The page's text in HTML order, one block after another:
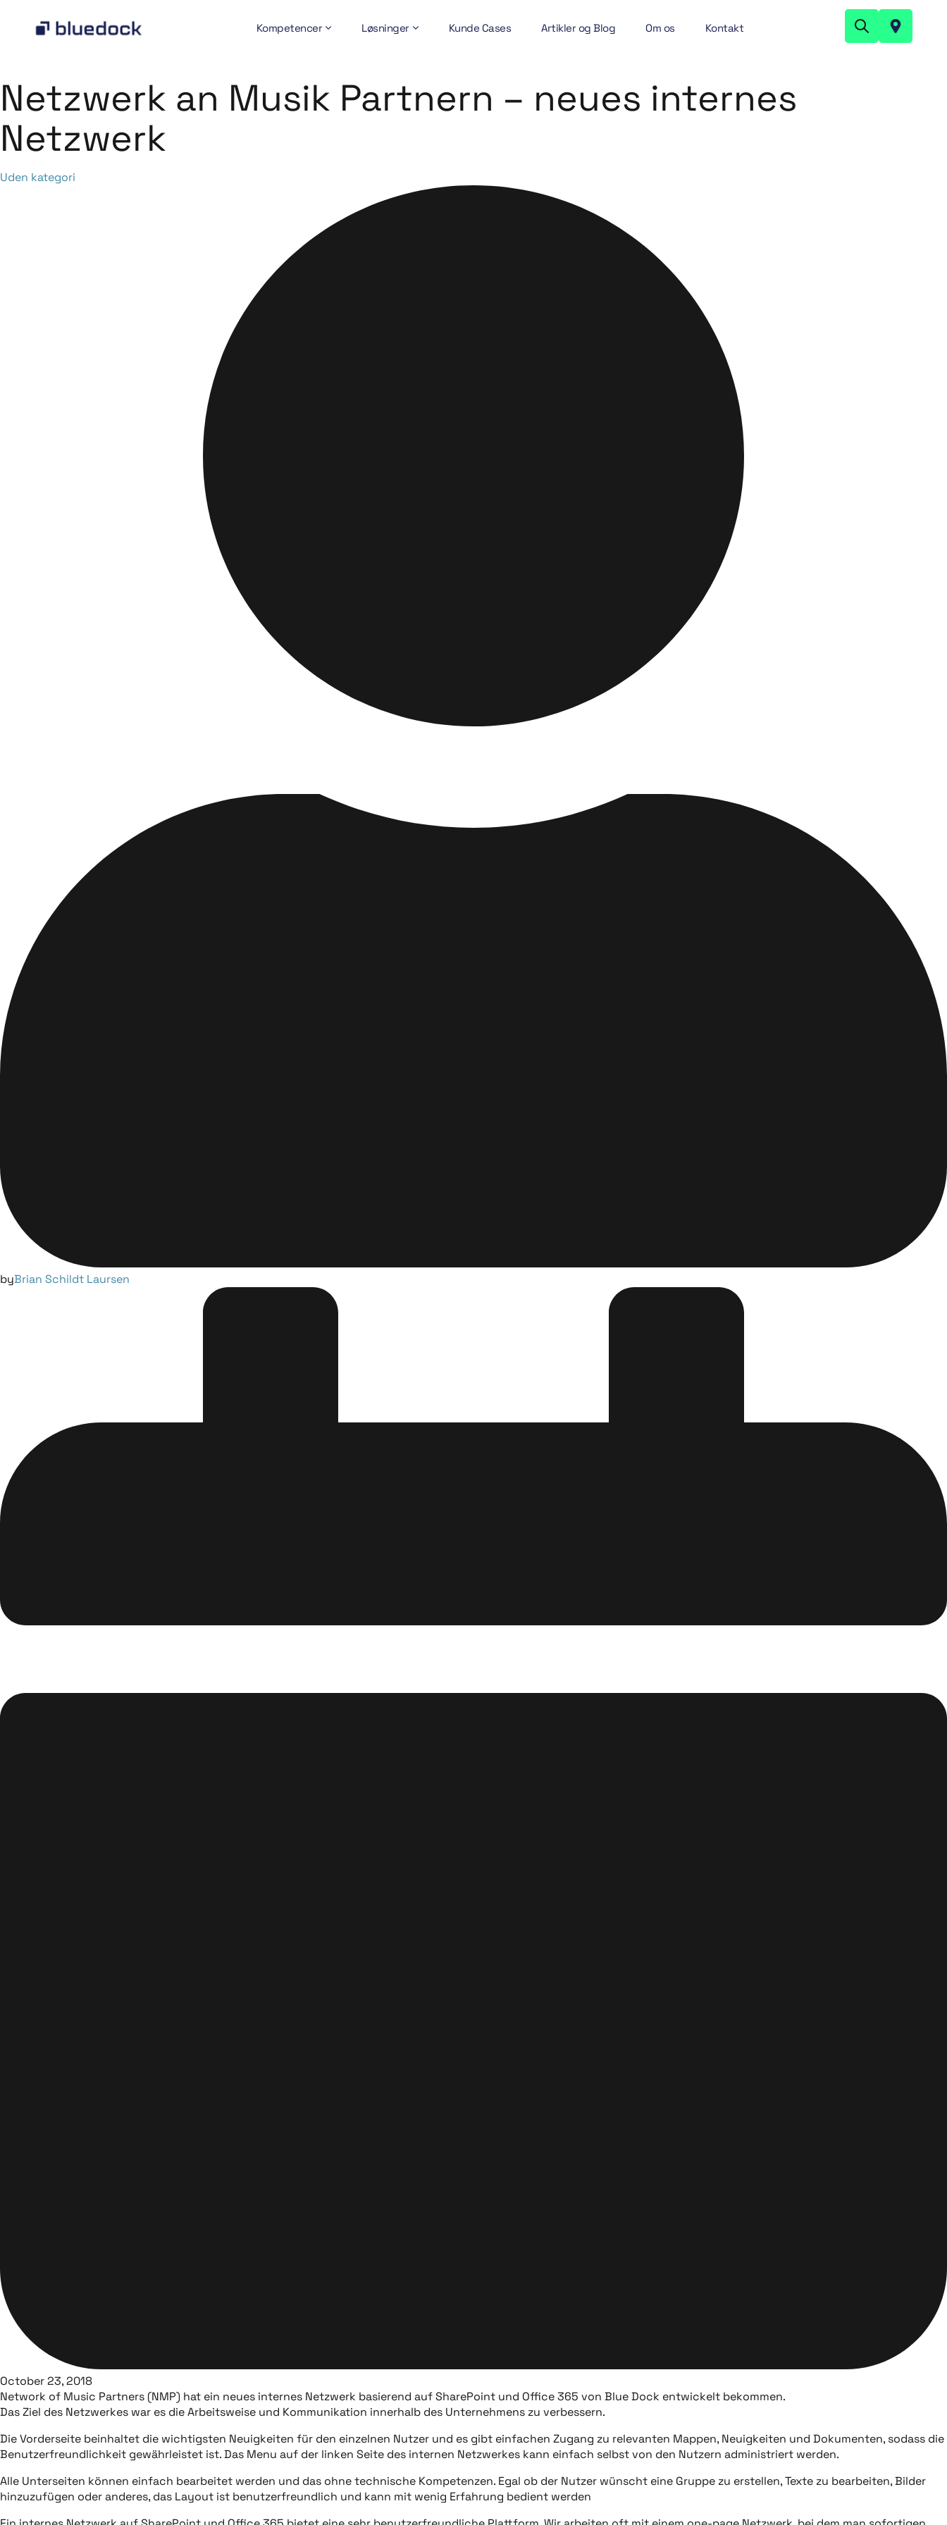
Kompetencer Løsninger Kunde Cases Artikler og Blog Om os Kontakt
Netzwerk an Musik Partnern – neues internes
Netzwerk
Category
Uden kategori
byBrian Schildt Laursen
October 23, 2018
Network of Music Partners (NMP) hat ein neues internes Netzwerk basierend auf SharePoint und Office 365 von Blue Dock entwickelt bekommen.
Das Ziel des Netzwerkes war es die Arbeitsweise und Kommunikation innerhalb des Unternehmens zu verbessern.
Die Vorderseite beinhaltet die wichtigsten Neuigkeiten für den einzelnen Nutzer und es gibt einfachen Zugang zu relevanten Mappen, Neuigkeiten und Dokumenten, sodass die
Benutzerfreundlichkeit gewährleistet ist. Das Menu auf der linken Seite des internen Netzwerkes kann einfach selbst von den Nutzern administriert werden.
Alle Unterseiten können einfach bearbeitet werden und das ohne technische Kompetenzen. Egal ob der Nutzer wünscht eine Gruppe zu erstellen, Texte zu bearbeiten, Bilder
hinzuzufügen oder anderes, das Layout ist benutzerfreundlich und kann mit wenig Erfahrung bedient werden